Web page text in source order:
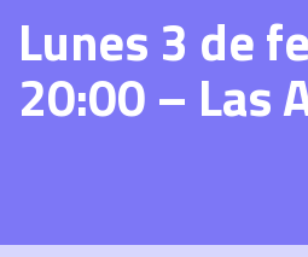
Lunes 3 de
20:00 – Las